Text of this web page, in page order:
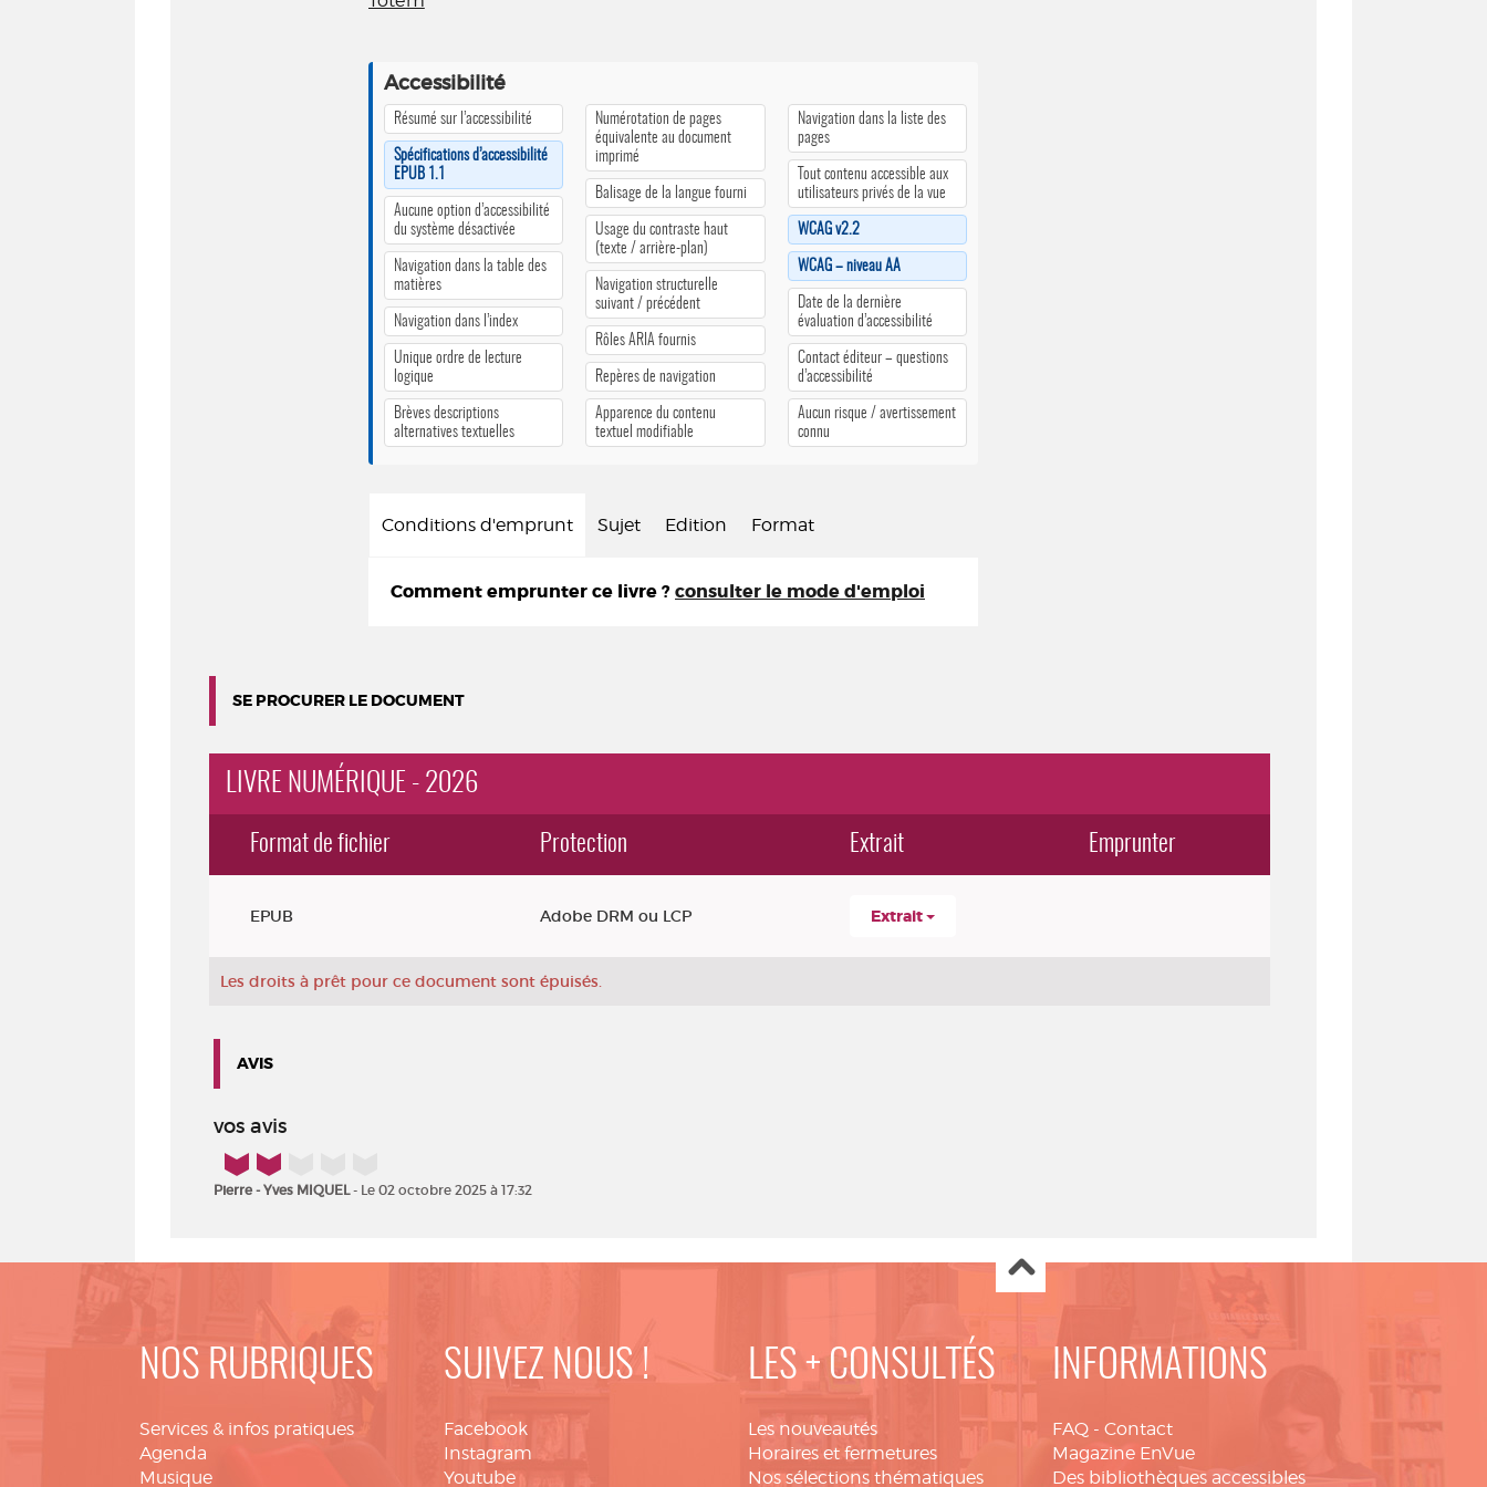
Accessibilité
Résumé sur l’accessibilité
Spécifications d’accessibilité
EPUB 1.1
Aucune option d’accessibilité
du système désactivée
Navigation dans la table des
matières
Navigation dans l’index
Unique ordre de lecture
logique
Brèves descriptions
alternatives textuelles
Numérotation de pages
équivalente au document
imprimé
Balisage de la langue fourni
Usage du contraste haut
(texte / arrière-plan)
Navigation structurelle
suivant / précédent
Rôles ARIA fournis
Repères de navigation
Apparence du contenu
textuel modifiable
Navigation dans la liste des
pages
Tout contenu accessible aux
utilisateurs privés de la vue
WCAG v2.2
WCAG – niveau AA
Date de la dernière
évaluation d’accessibilité
Contact éditeur – questions
d’accessibilité
Aucun risque / avertissement
connu
Conditions d'emprunt Sujet Edition Format
Comment emprunter ce livre ? consulter le mode d'emploi
SE PROCURER LE DOCUMENT
LIVRE NUMÉRIQUE - 2026
Format de fichier Protection Extrait Emprunter
EPUB Adobe DRM ou LCP Extrait
Les droits à prêt pour ce document sont épuisés.
AVIS
vos avis
2/5
Pierre - Yves MIQUEL- Le 02 octobre 2025 à 17:32
NOS RUBRIQUES
Services & infos pratiques
Agenda
Musique
SUIVEZ NOUS !
Facebook
Instagram
Youtube
LES + CONSULTÉS
Les nouveautés
Horaires et fermetures
Nos sélections thématiques
INFORMATIONS
FAQ - Contact
Magazine EnVue
Des bibliothèques accessibles